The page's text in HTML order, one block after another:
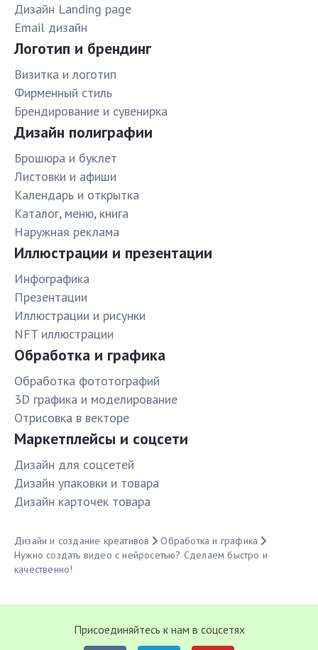
Дизайн Landing page
Email дизайн
Логотип и брендинг
Визитка и логотип
Фирменный стиль
Брендирование и сувенирка
Дизайн полиграфии
Брошюра и буклет
Листовки и афиши
Календарь и открытка
Каталог, меню, книга
Наружная реклама
Иллюстрации и презентации
Инфографика
Презентации
Иллюстрации и рисунки
NFT иллюстрации
Обработка и графика
Обработка фототографий
3D графика и моделирование
Отрисовка в векторе
Маркетплейсы и соцсети
Дизайн для соцсетей
Дизайн упаковки и товара
Дизайн карточек товара
Дизайн и создание креативов
Обработка и графика
Нужно создать видео с нейросетью? Сделаем быстро и
качественно!
Присоединяйтесь к нам в соцсетях